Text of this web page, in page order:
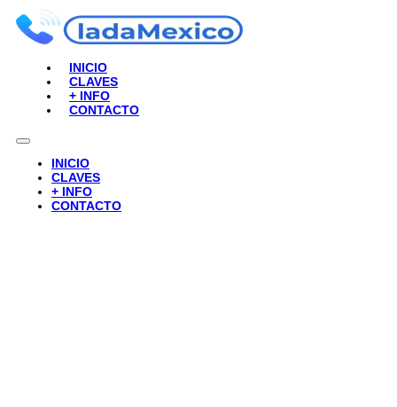
INICIO
CLAVES
+ INFO
CONTACTO
INICIO
CLAVES
+ INFO
CONTACTO